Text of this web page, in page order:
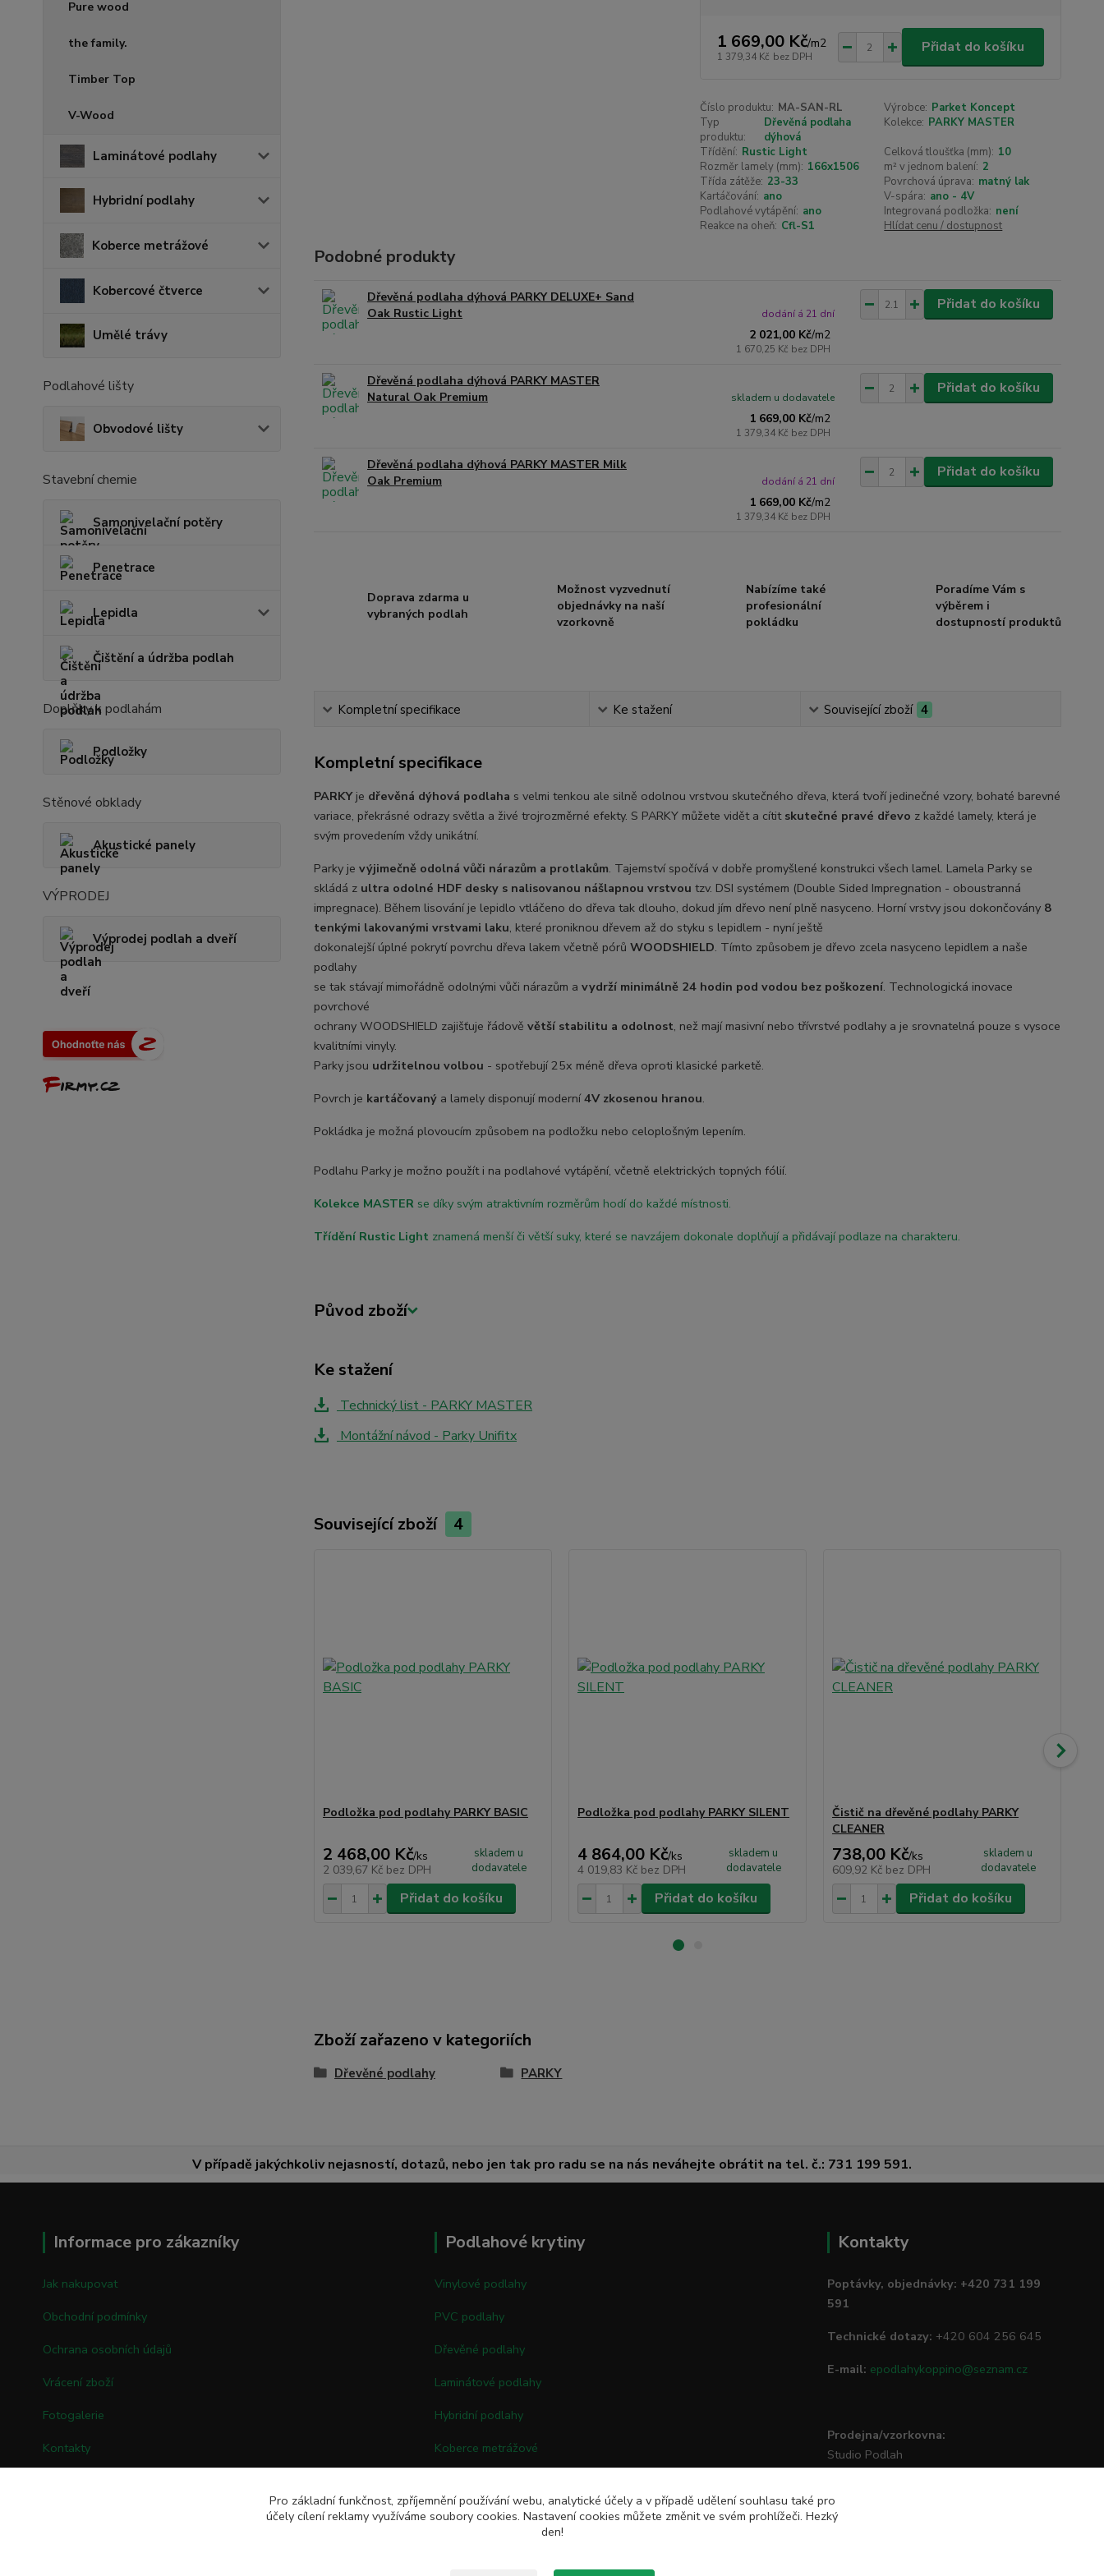
Pure wood
the family.
Timber Top
V-Wood
Laminátové podlahy
Hybridní podlahy
Koberce metrážové
Kobercové čtverce
Umělé trávy
Podlahové lišty
Obvodové lišty
Stavební chemie
Samonivelační potěry
Penetrace
Lepidla
Čištění a údržba podlah
Doplňky k podlahám
Podložky
Stěnové obklady
Akustické panely
VÝPRODEJ
Výprodej podlah a dveří
1 669,00 Kč/m2
1 379,34 Kč bez DPH
Přidat do košíku
Číslo produktu: MA-SAN-RL Výrobce: Parket Koncept
Typ
produktu:
Dřevěná podlaha
dýhová
Kolekce: PARKY MASTER
Třídění: Rustic Light Celková tloušťka (mm): 10
Rozměr lamely (mm): 166x1506 m² v jednom balení: 2
Třída zátěže: 23-33 Povrchová úprava: matný lak
Kartáčování: ano V-spára: ano - 4V
Podlahové vytápění: ano Integrovaná podložka: není
Reakce na oheň: Cfl-S1 Hlídat cenu / dostupnost
Podobné produkty
Dřevěná podlaha dýhová PARKY DELUXE+ Sand
Oak Rustic Light
2 021,00 Kč/m2
1 670,25 Kč bez DPH
dodání á 21 dní
Přidat do košíku
Dřevěná podlaha dýhová PARKY MASTER
Natural Oak Premium
1 669,00 Kč/m2
1 379,34 Kč bez DPH
skladem u dodavatele
Přidat do košíku
Dřevěná podlaha dýhová PARKY MASTER Milk
Oak Premium
1 669,00 Kč/m2
1 379,34 Kč bez DPH
dodání á 21 dní
Přidat do košíku
Doprava zdarma u
vybraných podlah
Možnost vyzvednutí
objednávky na naší
vzorkovně
Nabízíme také
profesionální
pokládku
Poradíme Vám s
výběrem i
dostupností produktů
Kompletní specifikace Ke stažení Související zboží 4
Kompletní specifikace
PARKYje dřevěná dýhová podlaha s velmi tenkou ale silně odolnou vrstvou skutečného dřeva, která tvoří jedinečné vzory, bohaté barevné
variace, překrásné odrazy světla a živé trojrozměrné efekty. S PARKY můžete vidět a cítit skutečné pravé dřevo z každé lamely, která je
svým provedením vždy unikátní.
Parky je výjimečně odolná vůči nárazům a protlakům. Tajemství spočívá v dobře promyšlené konstrukci všech lamel. Lamela Parky se
skládá z ultra odolné HDF desky s nalisovanou nášlapnou vrstvou tzv. DSI systémem (Double Sided Impregnation - oboustranná
impregnace). Během lisování je lepidlo vtláčeno do dřeva tak dlouho, dokud jím dřevo není plně nasyceno. Horní vrstvy jsou dokončovány 8
tenkými lakovanými vrstvami laku, které proniknou dřevem až do styku s lepidlem - nyní ještě
dokonalejší úplné pokrytí povrchu dřeva lakem včetně pórů WOODSHIELD. Tímto způsobem je dřevo zcela nasyceno lepidlem a naše
podlahy
se tak stávají mimořádně odolnými vůči nárazům a vydrží minimálně 24 hodin pod vodou bez poškození. Technologická inovace
povrchové
ochrany WOODSHIELD zajišťuje řádově větší stabilitu a odolnost, než mají masivní nebo třívrstvé podlahy a je srovnatelná pouze s vysoce
kvalitními vinyly.
Parky jsou udržitelnou volbou - spotřebují 25x méně dřeva oproti klasické parketě.
Povrch je kartáčovanýa lamely disponují moderní4V zkosenou hranou.
Pokládka je možná plovoucím způsobem na podložku nebo celoplošným lepením.
Podlahu Parky je možno použít i na podlahové vytápění, včetně elektrických topných fólií.
Kolekce MASTER se díky svým atraktivním rozměrům hodí do každé místnosti.
Třídění Rustic Light znamená menší či větší suky, které se navzájem dokonale doplňují a přidávají podlaze na charakteru.
Původ zboží
Ke stažení
Technický list - PARKY MASTER
Montážní návod - Parky Unifitx
Související zboží 4
Podložka pod podlahy PARKY BASIC
2 468,00 Kč/ks
2 039,67 Kč bez DPH
skladem u
dodavatele
Přidat do košíku
Podložka pod podlahy PARKY SILENT
4 864,00 Kč/ks
4 019,83 Kč bez DPH
skladem u
dodavatele
Přidat do košíku
Čistič na dřevěné podlahy PARKY
CLEANER
738,00 Kč/ks
609,92 Kč bez DPH
skladem u
dodavatele
Přidat do košíku
Zboží zařazeno v kategoriích
Dřevěné podlahy PARKY
V případě jakýchkoliv nejasností, dotazů, nebo jen tak pro radu se na nás neváhejte obrátit na tel. č.: 731 199 591.
Informace pro zákazníky
Jak nakupovat
Obchodní podmínky
Ochrana osobních údajů
Vrácení zboží
Fotogalerie
Kontakty
Podlahové krytiny
Vinylové podlahy
PVC podlahy
Dřevěné podlahy
Laminátové podlahy
Hybridní podlahy
Koberce metrážové
Umělé trávy
Kontakty
Poptávky, objednávky: +420 731 199
591
Technické dotazy: +420 604 256 645
E-mail: epodlahykoppino@seznam.cz
Prodejna/vzorkovna:
Studio Podlah
Pro základní funkčnost, zpříjemnění používání webu, analytické účely a v případě udělení souhlasu také pro
účely cílení reklamy využíváme soubory cookies. Nastavení cookies můžete změnit ve svém prohlížeči. Hezký
den!